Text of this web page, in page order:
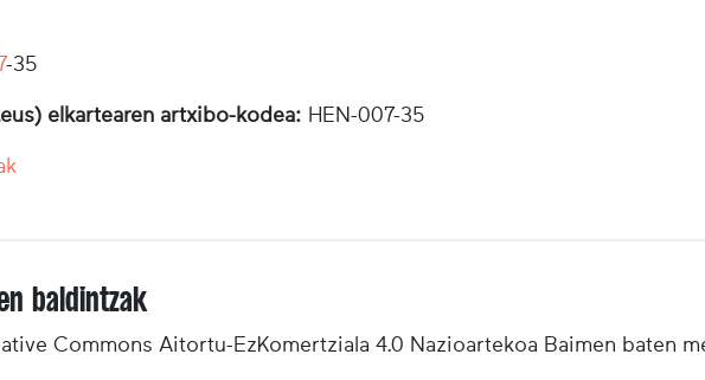
-35
elkartearen artxibo-kodea: HEN-007-35
baldintzak
Commons Aitortu-EzKomertziala 4.0 Nazioartekoa Baimen baten